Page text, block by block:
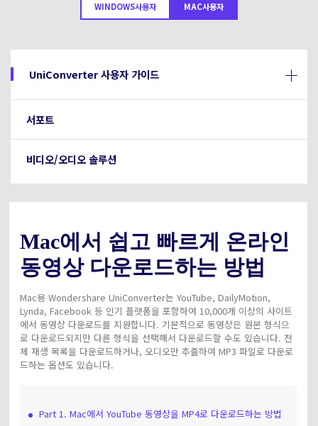
Hot
DVD / CD 사용자
카메라 사용자
더 많은 솔루션 알아보기
지원되는 형식, 장치 및 GPU의 전체 목록.
새로운 정보
search
WINDOWS사용자 MAC사용자
UniConverter 사용자 가이드
서포트
비디오/오디오 솔루션
Mac에서 쉽고 빠르게 온라인
동영상 다운로드하는 방법
Mac용 Wondershare UniConverter는 YouTube, DailyMotion,
Lynda, Facebook 등 인기 플랫폼을 포함하여 10,000개 이상의 사이트
에서 동영상 다운로드를 지원합니다. 기본적으로 동영상은 원본 형식으
로 다운로드되지만 다른 형식을 선택해서 다운로드할 수도 있습니다. 전
체 재생 목록을 다운로드하거나, 오디오만 추출하여 MP3 파일로 다운로
드하는 옵션도 있습니다.
Part 1. Mac에서 YouTube 동영상을 MP4로 다운로드하는 방법